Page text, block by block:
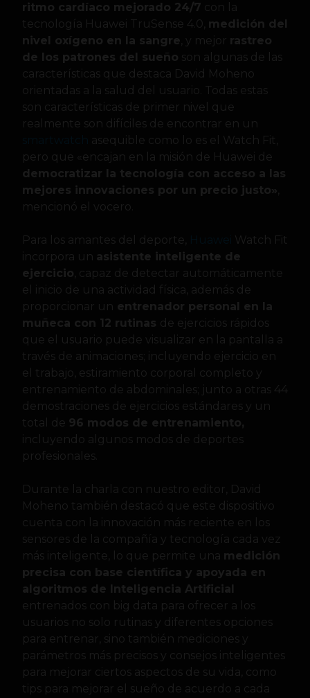
ritmo cardíaco mejorado 24/7 con la
tecnología Huawei TruSense 4.0, medición del
nivel oxígeno en la sangre
, y mejor rastreo
de los patrones del sueño son algunas de las
características que destaca David Moheno
orientadas a la salud del usuario. Todas estas
son características de primer nivel que
realmente son difíciles de encontrar en un
asequible como lo es el Watch Fit,
pero que «encajan en la misión de Huawei de
democratizar la tecnología con acceso a las
mejores innovaciones por un precio justo»
mencionó el vocero.
Para los amantes del deporte,
Watch Fit
incorpora un asistente inteligente de
ejercicio , capaz de detectar automáticamente
el inicio de una actividad física, además de
proporcionar un entrenador personal en la
muñeca con 12 rutinas de ejercicios rápidos
que el usuario puede visualizar en la pantalla a
través de animaciones; incluyendo ejercicio en
el trabajo, estiramiento corporal completo y
entrenamiento de abdominales; junto a otras 44
demostraciones de ejercicios estándares y un
total de 96 modos de entrenamiento,
incluyendo algunos modos de deportes
profesionales.
Durante la charla con nuestro editor, David
Moheno también destacó que este dispositivo
cuenta con la innovación más reciente en los
sensores de la compañía y tecnología cada vez
más inteligente, lo que permite una medición
precisa con base científica y apoyada en
algoritmos de Inteligencia Artificial
entrenados con big data para ofrecer a los
usuarios no solo rutinas y diferentes opciones
para entrenar, sino también mediciones y
parámetros más precisos y consejos inteligentes
para mejorar ciertos aspectos de su vida, como
tips para mejorar el sueño de acuerdo a cada